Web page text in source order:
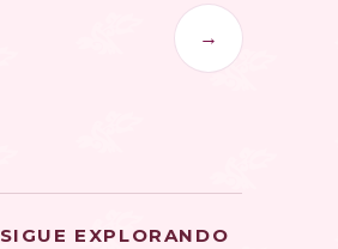
→
SIGUE EXPLORANDO